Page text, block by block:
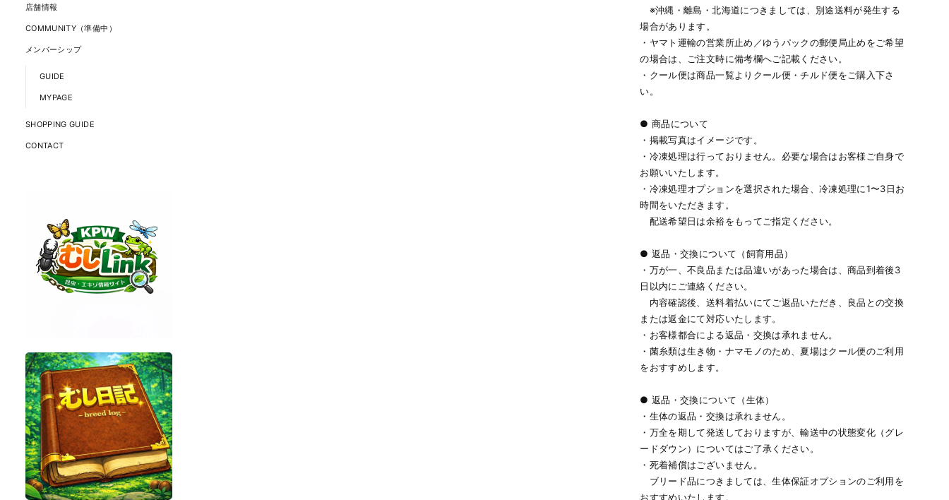
店舗情報
COMMUNITY（準備中）
メンバーシップ
GUIDE
MYPAGE
SHOPPING GUIDE
CONTACT
※沖縄・離島・北海道につきましては、別途送料が発生する
場合があります。
・ヤマト運輸の営業所止め／ゆうパックの郵便局止めをご希望
の場合は、ご注文時に備考欄へご記載ください。
・クール便は商品一覧よりクール便・チルド便をご購入下さ
い。
● 商品について
・掲載写真はイメージです。
・冷凍処理は行っておりません。必要な場合はお客様ご自身で
お願いいたします。
・冷凍処理オプションを選択された場合、冷凍処理に1〜3日お
時間をいただきます。
配送希望日は余裕をもってご指定ください。
● 返品・交換について（飼育用品）
・万が一、不良品または品違いがあった場合は、商品到着後3
日以内にご連絡ください。
内容確認後、送料着払いにてご返品いただき、良品との交換
または返金にて対応いたします。
・お客様都合による返品・交換は承れません。
・菌糸類は生き物・ナマモノのため、夏場はクール便のご利用
をおすすめします。
● 返品・交換について（生体）
・生体の返品・交換は承れません。
・万全を期して発送しておりますが、輸送中の状態変化（グレ
ードダウン）についてはご了承ください。
・死着補償はございません。
ブリード品につきましては、生体保証オプションのご利用を
おすすめいたします。